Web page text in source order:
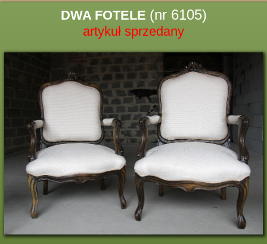
DWA FOTELE (nr 6105)
artykuł sprzedany